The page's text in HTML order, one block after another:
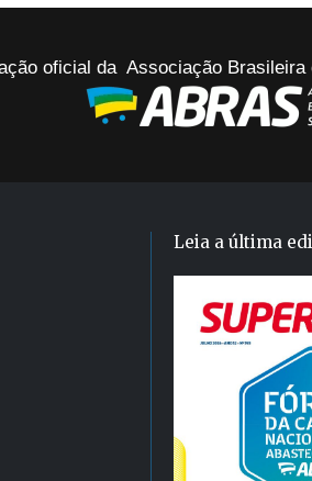
oficial da Associação Brasileira
Leia a última